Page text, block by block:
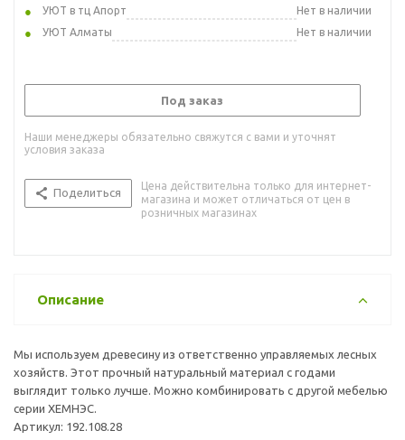
УЮТ в тц Апорт
Нет в наличии
УЮТ Алматы
Нет в наличии
Под заказ
Наши менеджеры обязательно свяжутся с вами и уточнят
условия заказа
Поделиться
Цена действительна только для интернет-
магазина и может отличаться от цен в
розничных магазинах
Описание
Мы используем древесину из ответственно управляемых лесных
хозяйств. Этот прочный натуральный материал с годами
выглядит только лучше. Можно комбинировать с другой мебелью
серии ХЕМНЭС.
Артикул: 192.108.28